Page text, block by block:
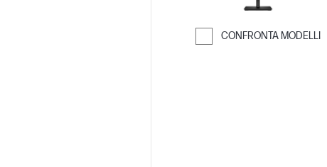
CONFRONTA MODELLI